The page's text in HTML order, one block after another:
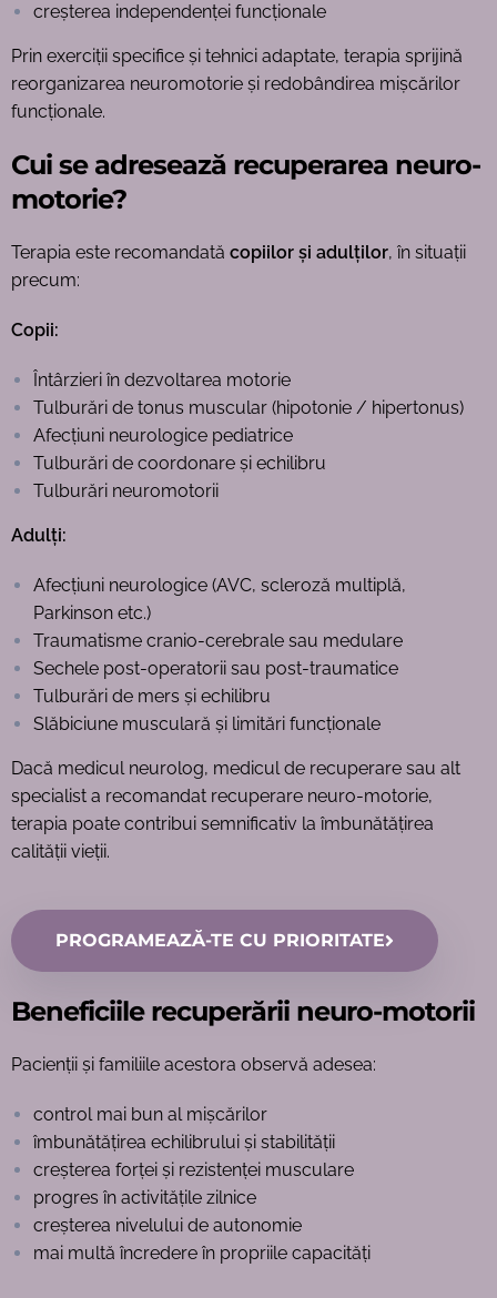
creșterea independenței funcționale
Prin exerciții specifice și tehnici adaptate, terapia sprijină
reorganizarea neuromotorie și redobândirea mișcărilor
funcționale.
Cui se adresează recuperarea neuro-
motorie?
Terapia este recomandată copiilor și adulților, în situații
precum:
Copii:
Întârzieri în dezvoltarea motorie
Tulburări de tonus muscular (hipotonie / hipertonus)
Afecțiuni neurologice pediatrice
Tulburări de coordonare și echilibru
Tulburări neuromotorii
Adulți:
Afecțiuni neurologice (AVC, scleroză multiplă,
Parkinson etc.)
Traumatisme cranio-cerebrale sau medulare
Sechele post-operatorii sau post-traumatice
Tulburări de mers și echilibru
Slăbiciune musculară și limitări funcționale
Dacă medicul neurolog, medicul de recuperare sau alt
specialist a recomandat recuperare neuro-motorie,
terapia poate contribui semnificativ la îmbunătățirea
calității vieții.
PROGRAMEAZĂ-TE CU PRIORITATE
Beneficiile recuperării neuro-motorii
Pacienții și familiile acestora observă adesea:
control mai bun al mișcărilor
îmbunătățirea echilibrului și stabilității
creșterea forței și rezistenței musculare
progres în activitățile zilnice
creșterea nivelului de autonomie
mai multă încredere în propriile capacități